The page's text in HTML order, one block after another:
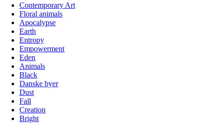
Contemporary Art
Floral animals
Apocalypse
Earth
Entropy
Empowerment
Eden
Animals
Black
Danske byer
Dust
Fall
Creation
Bright